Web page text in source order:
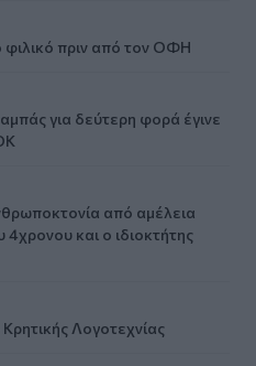
φιλικό πριν από τον ΟΦΗ
για δεύτερη φορά έγινε
από αμέλεια
4χρονου και ο ιδιοκτήτης
Λογοτεχνίας